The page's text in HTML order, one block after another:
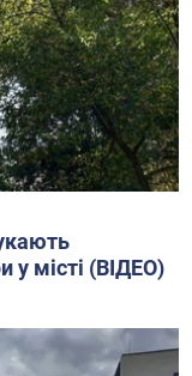
у місті (ВІДЕО)